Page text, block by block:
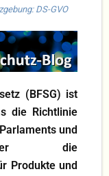
DS-GVO
(BFSG) ist
die Richtlinie
und
die
Produkte und